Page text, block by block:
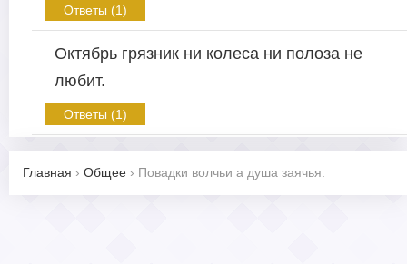
Ответы (1)
Октябрь грязник ни колеса ни полоза не
любит.
Ответы (1)
Главная › Общее › Повадки волчьи а душа заячья.